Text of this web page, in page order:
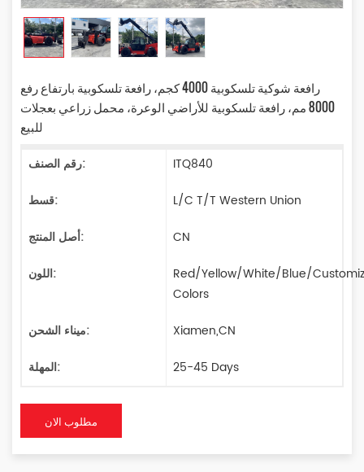
رافعة شوكية تلسكوبية 4000 كجم، رافعة تلسكوبية بارتفاع رفع
8000 مم، رافعة تلسكوبية للأراضي الوعرة، محمل زراعي بعجلات
للبيع
رقم الصنف:
ITQ840
قسط:
L/C T/T Western Union
أصل المنتج:
CN
اللون:
Red/Yellow/White/Blue/
Colors
ميناء الشحن:
Xiamen,CN
المهلة:
25-45 Days
مطلوب الان